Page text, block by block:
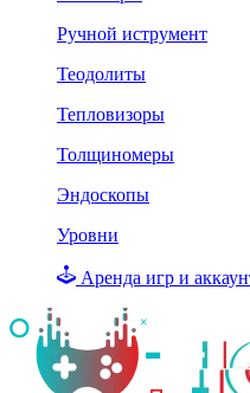
Ручной иструмент
Теодолиты
Тепловизоры
Толщиномеры
Эндоскопы
Уровни
Аренда игр и